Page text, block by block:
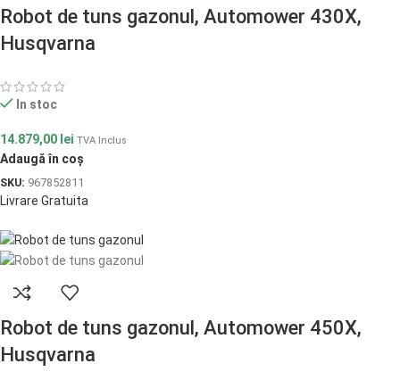
Robot de tuns gazonul, Automower 430X,
Husqvarna
In stoc
14.879,00 lei TVA Inclus
Adaugă în coș
SKU: 967852811
Livrare Gratuita
Robot de tuns gazonul, Automower 450X,
Husqvarna